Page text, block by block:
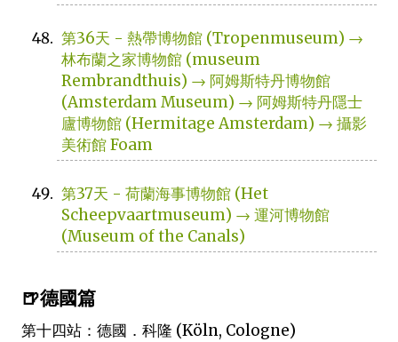
第36天 - 熱帶博物館 (Tropenmuseum) →
林布蘭之家博物館 (museum
Rembrandthuis) → 阿姆斯特丹博物館
(Amsterdam Museum) → 阿姆斯特丹隱士
廬博物館 (Hermitage Amsterdam) → 攝影
美術館 Foam
第37天 - 荷蘭海事博物館 (Het
Scheepvaartmuseum) → 運河博物館
(Museum of the Canals)
🍺德國篇
第十四站：德國．科隆 (Köln, Cologne)